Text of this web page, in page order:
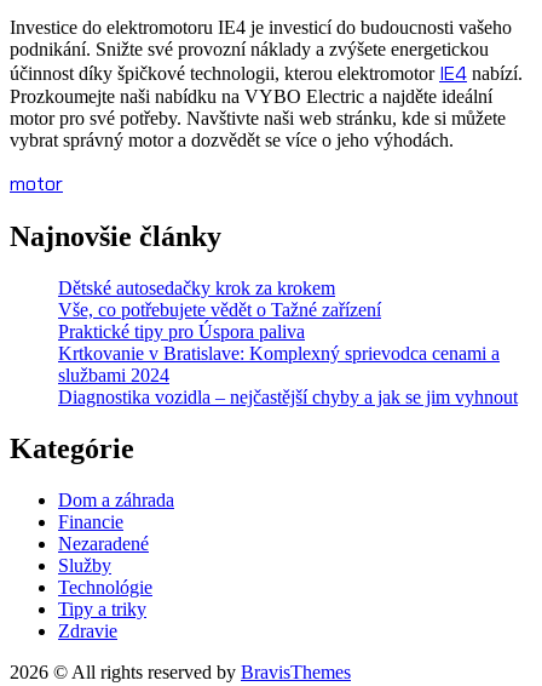
Investice do elektromotoru IE4 je investicí do budoucnosti vašeho
podnikání. Snižte své provozní náklady a zvýšete energetickou
účinnost díky špičkové technologii, kterou elektromotor IE4 nabízí.
Prozkoumejte naši nabídku na VYBO Electric a najděte ideální
motor pro své potřeby. Navštivte naši web stránku, kde si můžete
vybrat správný motor a dozvědět se více o jeho výhodách.
motor
Najnovšie články
Dětské autosedačky krok za krokem
Vše, co potřebujete vědět o Tažné zařízení
Praktické tipy pro Úspora paliva
Krtkovanie v Bratislave: Komplexný sprievodca cenami a
službami 2024
Diagnostika vozidla – nejčastější chyby a jak se jim vyhnout
Kategórie
Dom a záhrada
Financie
Nezaradené
Služby
Technológie
Tipy a triky
Zdravie
2026 © All rights reserved by BravisThemes